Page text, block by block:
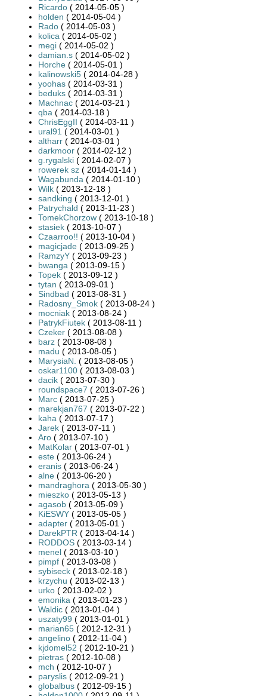
Ricardo ( 2014-05-05 )
holden ( 2014-05-04 )
Rado ( 2014-05-03 )
kolica ( 2014-05-02 )
megi ( 2014-05-02 )
damian.s ( 2014-05-02 )
Horche ( 2014-05-01 )
kalinowski5 ( 2014-04-28 )
yoohas ( 2014-03-31 )
beduks ( 2014-03-31 )
Machnac ( 2014-03-21 )
qba ( 2014-03-18 )
ChrisEggII ( 2014-03-11 )
ural91 ( 2014-03-01 )
altharr ( 2014-03-01 )
darkmoor ( 2014-02-12 )
g.rygalski ( 2014-02-07 )
rowerek sz ( 2014-01-14 )
Wagabunda ( 2014-01-10 )
Wilk ( 2013-12-18 )
sandking ( 2013-12-01 )
Patrychald ( 2013-11-23 )
TomekChorzow ( 2013-10-18 )
stasiek ( 2013-10-07 )
Czaarroo!! ( 2013-10-04 )
magicjade ( 2013-09-25 )
RamzyY ( 2013-09-23 )
bwanga ( 2013-09-15 )
Topek ( 2013-09-12 )
tytan ( 2013-09-01 )
Sindbad ( 2013-08-31 )
Radosny_Smok ( 2013-08-24 )
mocniak ( 2013-08-24 )
PatrykFiutek ( 2013-08-11 )
Czeker ( 2013-08-08 )
barz ( 2013-08-08 )
madu ( 2013-08-05 )
MarysiaN. ( 2013-08-05 )
oskar1100 ( 2013-08-03 )
dacik ( 2013-07-30 )
roundspace7 ( 2013-07-26 )
Marc ( 2013-07-25 )
marekjan767 ( 2013-07-22 )
kaha ( 2013-07-17 )
Jarek ( 2013-07-11 )
Aro ( 2013-07-10 )
MatKolar ( 2013-07-01 )
este ( 2013-06-24 )
eranis ( 2013-06-24 )
alne ( 2013-06-20 )
mandraghora ( 2013-05-30 )
mieszko ( 2013-05-13 )
agasob ( 2013-05-09 )
KiESWY ( 2013-05-05 )
adapter ( 2013-05-01 )
DarekPTR ( 2013-04-14 )
RODDOS ( 2013-03-14 )
menel ( 2013-03-10 )
pimpf ( 2013-03-08 )
sybiseck ( 2013-02-18 )
krzychu ( 2013-02-13 )
urko ( 2013-02-02 )
emonika ( 2013-01-23 )
Waldic ( 2013-01-04 )
uszaty99 ( 2013-01-01 )
marian65 ( 2012-12-31 )
angelino ( 2012-11-04 )
kjdomel52 ( 2012-10-21 )
pietras ( 2012-10-08 )
mch ( 2012-10-07 )
paryslis ( 2012-09-21 )
globalbus ( 2012-09-15 )